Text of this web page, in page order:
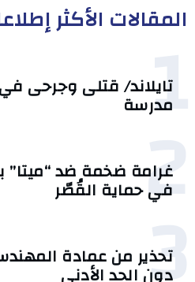
المقالات الأكثر
1
تايلاند/ قتلى وجرحى
مدرسة
2
غرامة ضخمة ضد “ميتا”
في حماية القُصّر
تحذير من عمادة
دون الحد الأدنى